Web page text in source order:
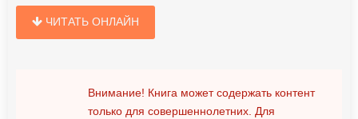
ЧИТАТЬ ОНЛАЙН
Внимание! Книга может содержать контент
только для совершеннолетних. Для